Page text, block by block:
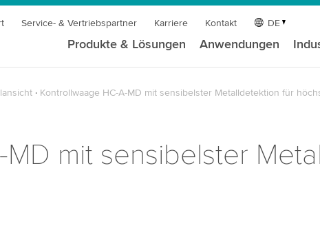
Service- & Vertriebspartner Karriere Kontakt DE
Produkte & Lösungen Anwendungen
Kontrollwaage HC-A-MD mit sensibelster Metalldetektion für
mit sensibelster